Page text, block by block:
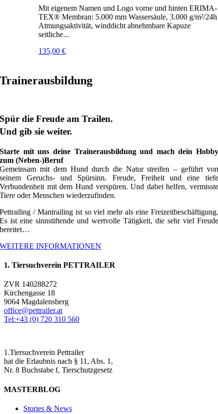
Mit eigenem Namen und Logo vorne und hinten ERIMA-
TEX® Membran: 5.000 mm Wassersäule, 3.000 g/m²/24h
Atmungsaktivität, winddicht abnehmbare Kapuze
seitliche...
135,00€
Trainerausbildung
Spür die Freude am Trailen.
Und gib sie weiter.
Starte mit uns deine Trainerausbildung und mach dein Hobby
zum (Neben-)Beruf
Gemeinsam mit dem Hund durch die Natur streifen – geführt von
seinem Geruchs- und Spürsinn. Freude, Freiheit und eine tiefe
Verbundenheit mit dem Hund verspüren. Und dabei helfen, vermisste
Tiere oder Menschen wiederzufinden.
Pettrailing / Mantrailing ist so viel mehr als eine Freizeitbeschäftigung.
Es ist eine sinnstiftende und wertvolle Tätigkeit, die sehr viel Freude
bereitet…
WEITERE INFORMATIONEN
1. Tiersuchverein PETTRAILER
ZVR 140288272
Kirchengasse 18
9064 Magdalensberg
office@pettrailer.at
Tel:+43 (0) 720 310 560
1.Tiersuchverein Pettrailer
hat die Erlaubnis nach § 11, Abs. 1,
Nr. 8 Buchstabe f, Tierschutzgesetz
MASTERBLOG
Stories & News